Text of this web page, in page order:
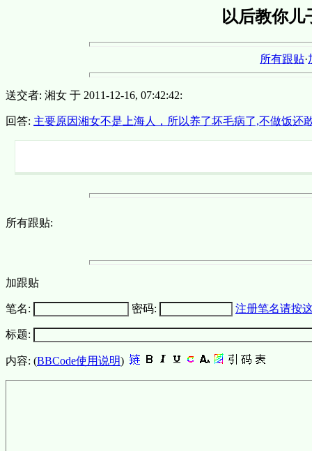
以后教你儿
所有跟贴·
送交者: 湘女 于 2011-12-16, 07:42:42:
回答: 主要原因湘女不是上海人，所以养了坏毛病了,不做饭还
所有跟贴:
加跟贴
笔名: 密码: 注册笔名请按
标题:
内容: (BBCode使用说明)